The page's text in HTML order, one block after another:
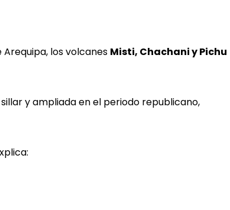
los volcanes Misti, Chachani y Pichu
y ampliada en el periodo republicano,